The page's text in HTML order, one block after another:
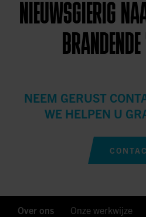
NIEUWSGIERIG
NEEM GERUST
WE HELPEN U
Over ons Onze werkwijze